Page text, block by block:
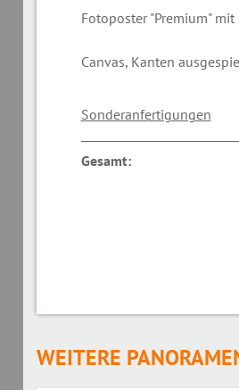
Fotoposter "Premium"
Canvas, Kanten
Sonderanfertigungen
Gesamt:
WEITERE